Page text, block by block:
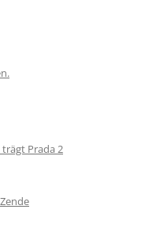
.
trägt Prada 2